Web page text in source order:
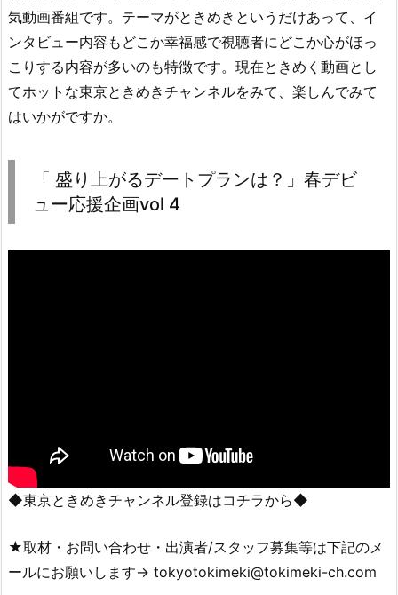
気動画番組です。テーマがときめきというだけあって、イ
ンタビュー内容もどこか幸福感で視聴者にどこか心がほっ
こりする内容が多いのも特徴です。現在ときめく動画とし
てホットな東京ときめきチャンネルをみて、楽しんでみて
はいかがですか。
「 盛り上がるデートプランは？」春デビ
ュー応援企画vol 4
◆東京ときめきチャンネル登録はコチラから◆
★取材・お問い合わせ・出演者/スタッフ募集等は下記のメ
ールにお願いします→ tokyotokimeki@tokimeki-ch.com